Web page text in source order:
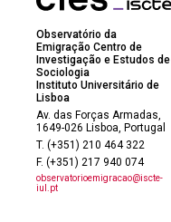
Observatório da
Emigração Centro de
Investigação e Estudos de
Sociologia
Instituto Universitário de
Lisboa
Av. das Forças Armadas,
1649-026 Lisboa, Portugal
T. (+351) 210 464 322
F. (+351) 217 940 074
observatorioemigracao@iscte-
iul.pt